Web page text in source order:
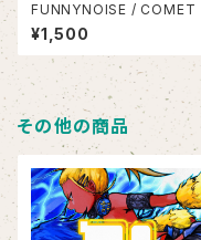
FUNNYNOISE / COMET
¥1,500
その他の商品